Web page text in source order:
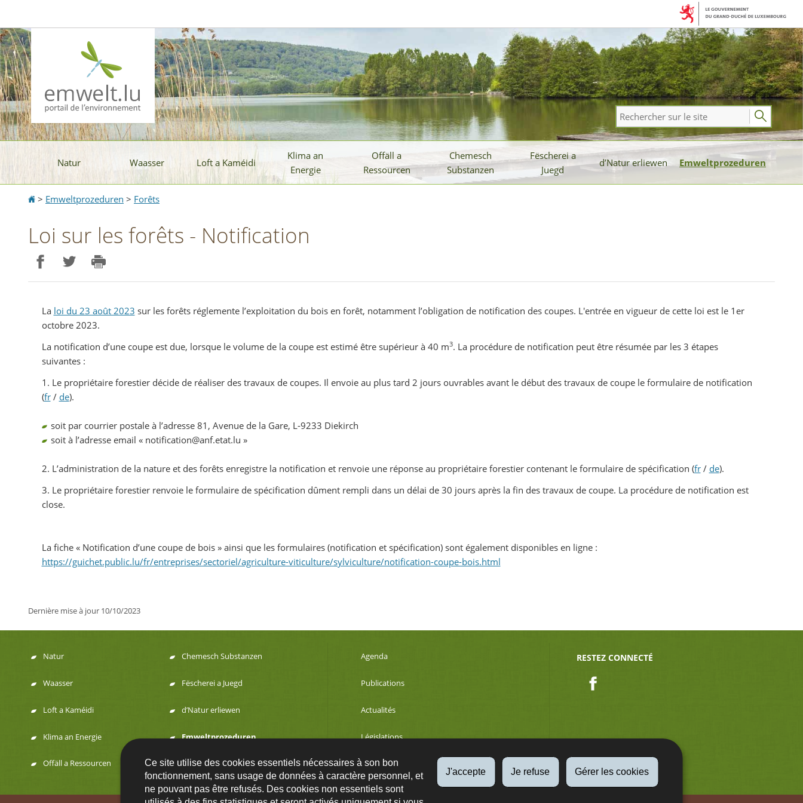
Ce site utilise des cookies essentiels nécessaires à son bon
fonctionnement, sans usage de données à caractère personnel, et
ne pouvant pas être refusés. Des cookies non essentiels sont
J'accepte Je refuse Gérer les cookies
la
navigation
contenu
Natur Waasser Loft a Kaméidi
Klima an
Energie
Offäll a
Ressourcen
Chemesch
Substanzen
Fëscherei a
Juegd
d’Natur erliewen Emweltprozeduren
Rechercher
sur
le
site
Accueil
> Emweltprozeduren > Forêts
Loi sur les forêts - Notification
La loi du 23 août 2023 sur les forêts réglemente l’exploitation du bois en forêt, notamment l’obligation de notification des coupes. L'entrée en vigueur de cette loi est le 1er
octobre 2023.
La notification d’une coupe est due, lorsque le volume de la coupe est estimé être supérieur à 40 m3. La procédure de notification peut être résumée par les 3 étapes
suivantes :
1. Le propriétaire forestier décide de réaliser des travaux de coupes. Il envoie au plus tard 2 jours ouvrables avant le début des travaux de coupe le formulaire de notification
(fr/ de).
soit par courrier postale à l’adresse 81, Avenue de la Gare, L-9233 Diekirch
soit à l’adresse email « notification@anf.etat.lu »
2. L’administration de la nature et des forêts enregistre la notification et renvoie une réponse au propriétaire forestier contenant le formulaire de spécification (fr/ de).
3. Le propriétaire forestier renvoie le formulaire de spécification dûment rempli dans un délai de 30 jours après la fin des travaux de coupe. La procédure de notification est
close.
La fiche « Notification d’une coupe de bois » ainsi que les formulaires (notification et spécification) sont également disponibles en ligne :
https://guichet.public.lu/fr/entreprises/sectoriel/agriculture-viticulture/sylviculture/notification-coupe-bois.html
Dernière mise à jour 10/10/2023
Menu
de
navigation
Natur
Waasser
Loft a Kaméidi
Klima an Energie
Offäll a Ressourcen
Chemesch Substanzen
Fëscherei a Juegd
d’Natur erliewen
Emweltprozeduren
Agenda
Publications
Actualités
Législations
Développement durable
RESTEZ CONNECTÉ